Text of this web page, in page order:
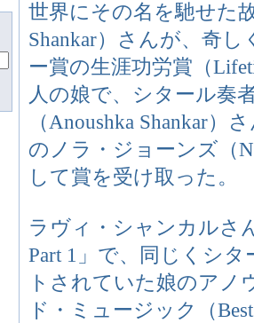
世界にその名を馳せた
Shankar）さんが、奇
ー賞の生涯功労賞（
人の娘で、シタール奏
（Anoushka Shankar
のノラ・ジョーンズ（
して賞を受け取った。
ラヴィ・シャンカルさ
Part 1」で、同じくシ
トされていた娘のア
ド・ミュージック（